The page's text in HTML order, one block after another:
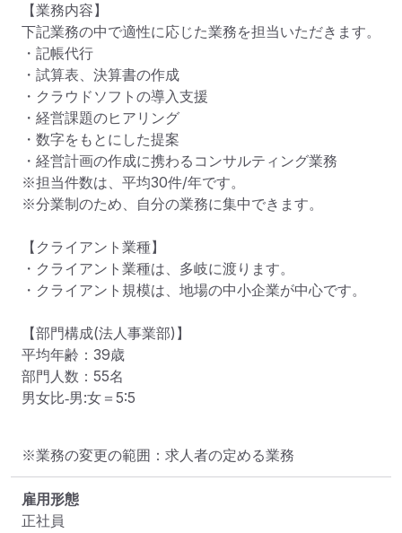
【業務内容】
下記業務の中で適性に応じた業務を担当いただきます。
・記帳代行
・試算表、決算書の作成
・クラウドソフトの導入支援
・経営課題のヒアリング
・数字をもとにした提案
・経営計画の作成に携わるコンサルティング業務
※担当件数は、平均30件/年です。
※分業制のため、自分の業務に集中できます。
【クライアント業種】
・クライアント業種は、多岐に渡ります。
・クライアント規模は、地場の中小企業が中心です。
【部門構成(法人事業部)】
平均年齢：39歳
部門人数：55名
男女比‐男:女＝5:5
※業務の変更の範囲：求人者の定める業務
雇用形態
正社員